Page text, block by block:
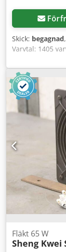
Skick: begagnad
Varvtal: 1405
Er Te Ahlorf -
Skyddsklass: IP
Fläkt 65 W
Sheng Kwei